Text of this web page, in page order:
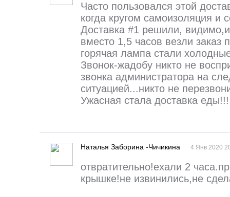
Часто пользовался этой
когда кругом самоизоляция
Доставка #1 решили,
вместо 1,5 часов везли заказ
горячая лампа стали
Звонок-жадобу никто не
звонка администратора на
ситуацией...никто не
Ужасная стала доставка еды!!!
Наталья Заборина -Чичикина 4 Янв 2020
отвратительно!ехали 2
крышке!не извинились,не